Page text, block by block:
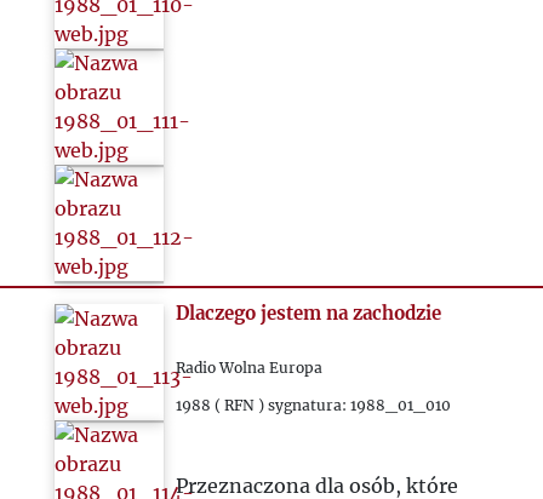
Dlaczego jestem na zachodzie
Radio Wolna Europa
1988 ( RFN ) sygnatura: 1988_01_010
Przeznaczona dla osób, które